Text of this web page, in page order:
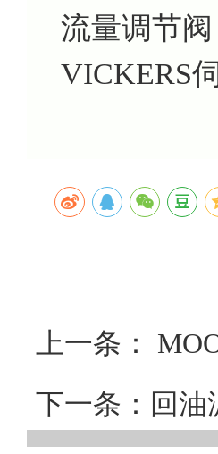
流量调节阀
VICKERS
上一条：
下一条：回油